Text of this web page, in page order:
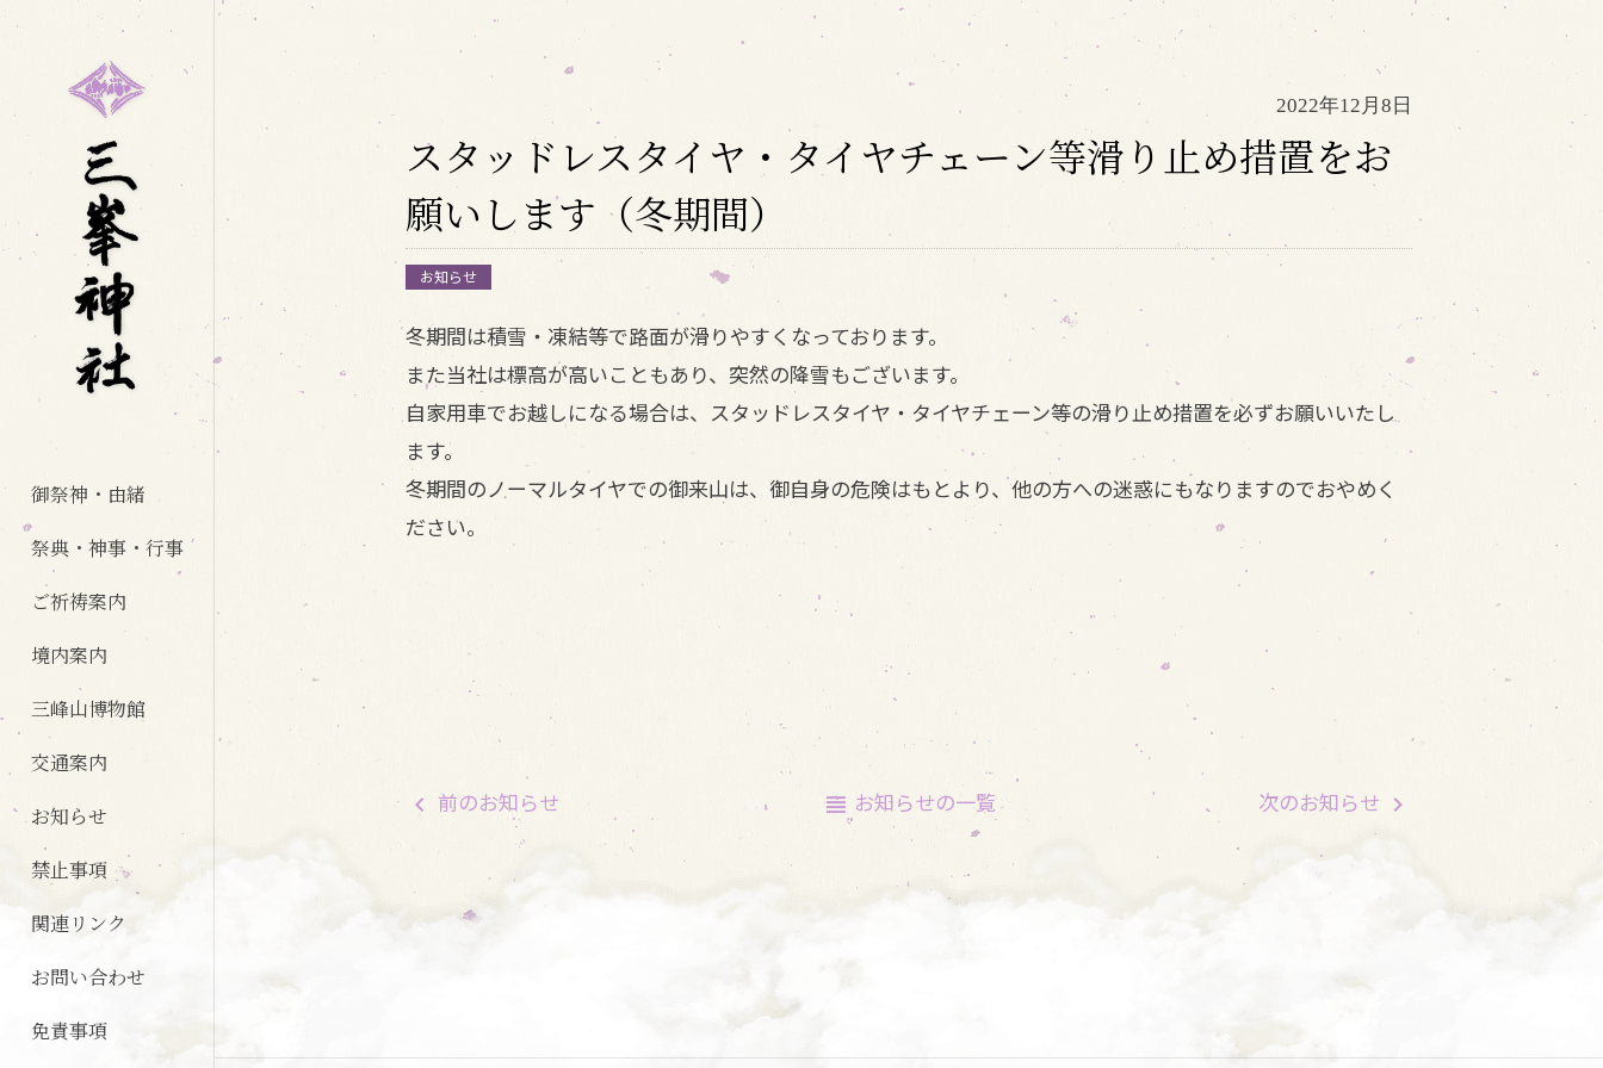
御祭神・由緒
祭典・神事・行事
ご祈祷案内
境内案内
三峰山博物館
交通案内
お知らせ
禁止事項
関連リンク
お問い合わせ
免責事項
2022年12月8日
スタッドレスタイヤ・タイヤチェーン等滑り止め措置をお
願いします（冬期間）
お知らせ
冬期間は積雪・凍結等で路面が滑りやすくなっております。
また当社は標高が高いこともあり、突然の降雪もございます。
自家用車でお越しになる場合は、スタッドレスタイヤ・タイヤチェーン等の滑り止め措置を必ずお願いいたし
ます。
冬期間のノーマルタイヤでの御来山は、御自身の危険はもとより、他の方への迷惑にもなりますのでおやめく
ださい。
前のお知らせ お知らせの一覧 次のお知らせ